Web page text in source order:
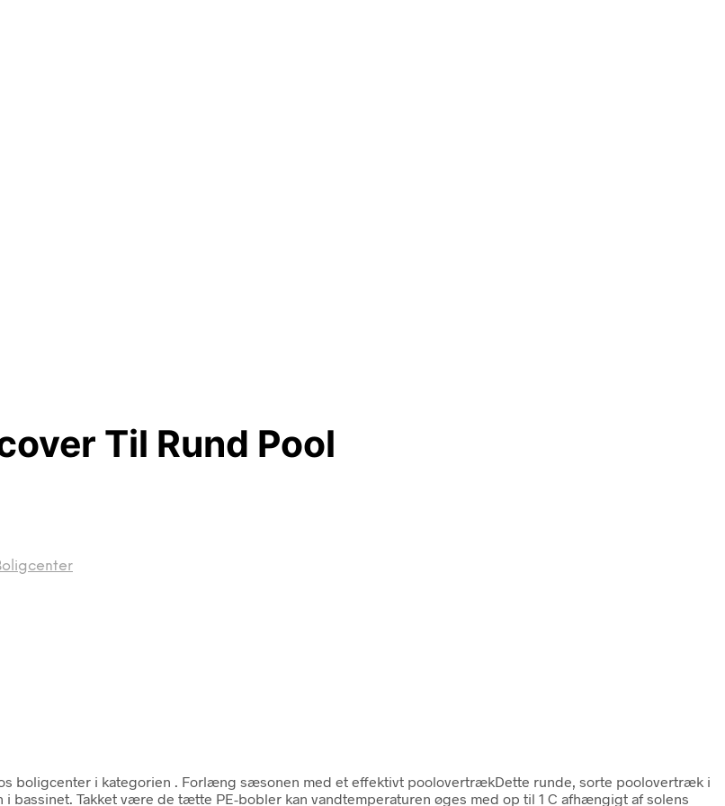
Til Rund Pool
boligcenter i kategorien
. Forlæng sæsonen med et effektivt poolovertrækDette runde, sorte poolovertræk i
Takket være de tætte PE-bobler kan vandtemperaturen øges med op til 1 C afhængigt af solens